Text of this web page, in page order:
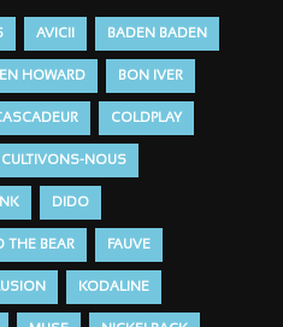
AVICII BADEN BADEN
HOWARD BON IVER
COLDPLAY
CULTIVONS-NOUS
DIDO
THE BEAR FAUVE
KODALINE